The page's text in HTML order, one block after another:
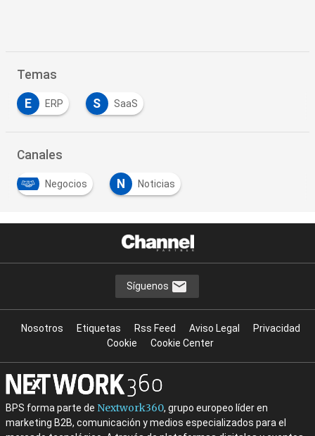
Temas
E ERP S SaaS
Canales
Negocios N Noticias
Síguenos
Nosotros Etiquetas Rss Feed Aviso Legal
Privacidad
Cookie
Cookie Center
BPS forma parte de Nextwork360, grupo europeo líder en
marketing B2B, comunicación y medios especializados para el